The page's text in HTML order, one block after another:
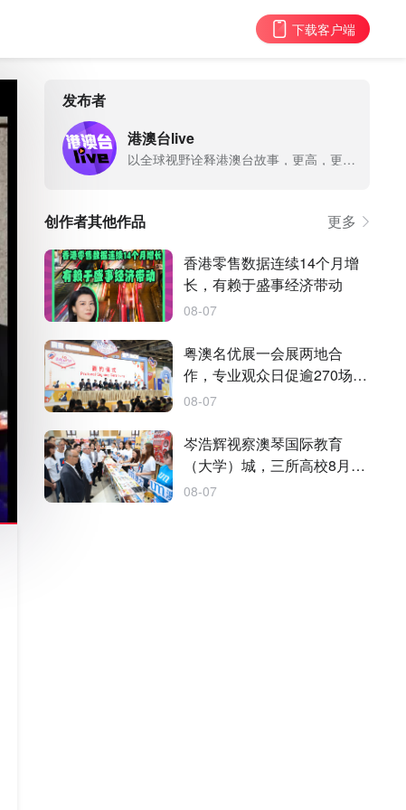
下载客户端
发布者
港澳台live
以全球视野诠释港澳台故事，更高，更快，更鲜活！
创作者其他作品
更多
香港零售数据连续14个月增
长，有赖于盛事经济带动
08-07
粤澳名优展一会展两地合
作，专业观众日促逾270场商
务洽谈
08-07
岑浩辉视察澳琴国际教育
（大学）城，三所高校8月内
有序入驻
08-07